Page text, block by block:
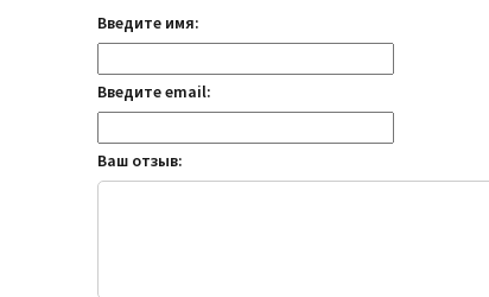
Введите имя:
Введите email:
Ваш отзыв: